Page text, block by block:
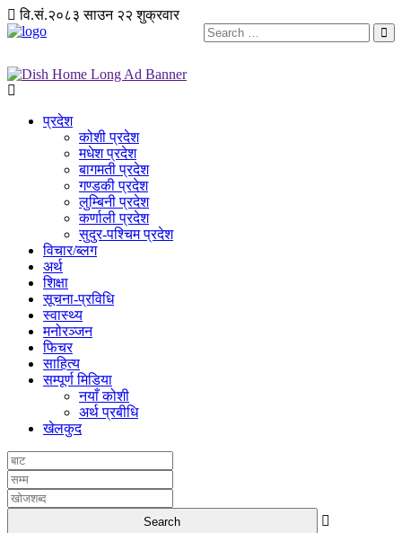
वि.सं.२०८३ साउन २२ शुक्रवार
प्रदेश
कोशी प्रदेश
मधेश प्रदेश
बागमती प्रदेश
गण्डकी प्रदेश
लुम्बिनी प्रदेश
कर्णाली प्रदेश
सुदुर-पश्चिम प्रदेश
विचार/ब्लग
अर्थ
शिक्षा
सूचना-प्रविधि
स्वास्थ्य
मनोरञ्जन
फिचर
साहित्य
सम्पूर्ण मिडिया
नयाँ कोशी
अर्थ प्रबीधि
खेलकुद